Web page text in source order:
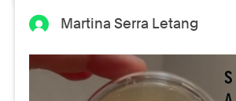
Martina Serra Letang